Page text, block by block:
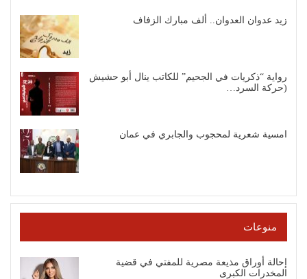
زيد عدوان العدوان.. ألف مبارك الزفاف
رواية “ذكريات في الجحيم” للكاتب ينال أبو حشيش
(حركة السرد…
امسية شعرية لمحجوب والجابري في عمان
منوعات
إحالة أوراق مذيعة مصرية للمفتي في قضية
المخدرات الكبرى